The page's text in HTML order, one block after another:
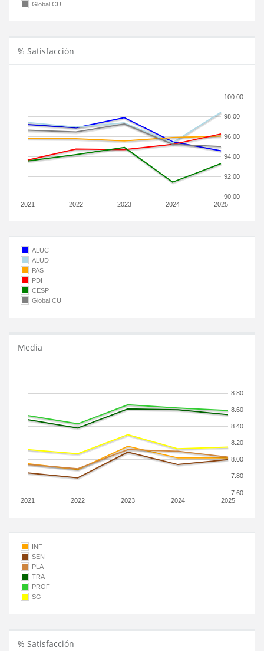
Global CU
% Satisfacción
2021 2022 2023 2024 2025
90.00
92.00
94.00
96.00
98.00
100.00
ALUC
ALUD
PAS
PDI
CESP
Global CU
Media
2021 2022 2023 2024 2025
7.60
7.80
8.00
8.20
8.40
8.60
8.80
INF
SEN
PLA
TRA
PROF
SG
% Satisfacción